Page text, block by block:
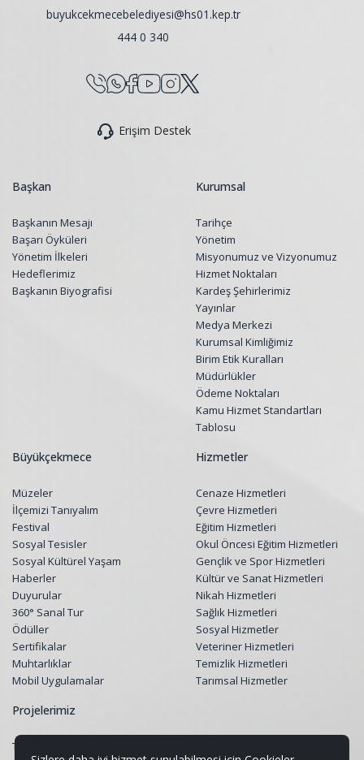
buyukcekmecebelediyesi@hs01.kep.tr
444 0 340
Erişim Destek
Başkan
Başkanın Mesajı
Başarı Öyküleri
Yönetim İlkeleri
Hedeflerimiz
Başkanın Biyografisi
Kurumsal
Tarihçe
Yönetim
Misyonumuz ve Vizyonumuz
Hizmet Noktaları
Kardeş Şehirlerimiz
Yayınlar
Medya Merkezi
Kurumsal Kimliğimiz
Birim Etik Kuralları
Müdürlükler
Ödeme Noktaları
Kamu Hizmet Standartları
Tablosu
Büyükçekmece
Müzeler
İlçemizi Tanıyalım
Festival
Sosyal Tesisler
Sosyal Kültürel Yaşam
Haberler
Duyurular
360° Sanal Tur
Ödüller
Sertifikalar
Muhtarlıklar
Mobil Uygulamalar
Hizmetler
Cenaze Hizmetleri
Çevre Hizmetleri
Eğitim Hizmetleri
Okul Öncesi Eğitim Hizmetleri
Gençlik ve Spor Hizmetleri
Kültür ve Sanat Hizmetleri
Nikah Hizmetleri
Sağlık Hizmetleri
Sosyal Hizmetler
Veteriner Hizmetleri
Temizlik Hizmetleri
Tarımsal Hizmetler
Projelerimiz
Tüm Projeler